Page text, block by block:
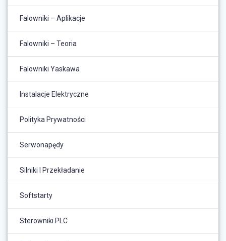
Falowniki – Aplikacje
Falowniki – Teoria
Falowniki Yaskawa
Instalacje Elektryczne
Polityka Prywatności
Serwonapędy
Silniki I Przekładanie
Softstarty
Sterowniki PLC